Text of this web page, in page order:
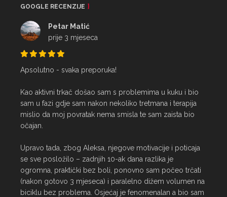
GOOGLE RECENZIJE
Petar Matić
prije 3 mjeseca
Apsolutno - svaka preporuka!
Kao aktivni trkač došao sam s problemima u kuku i bio
sam u fazi gdje sam nakon nekoliko tretmana i terapija
mislio da moj povratak nema smisla te sam zaista bio
očajan.
Upravo tada, zbog Aleksa, njegove motivacije i poticaja
se sve posložilo – zadnjih 10-ak dana razlika je
ogromna, praktički bez boli, ponovno sam počeo trčati
(nakon gotovo 3 mjeseca) i paralelno dižem volumen na
biciklu bez problema. Osjećaj je fenomenalan a bio sam